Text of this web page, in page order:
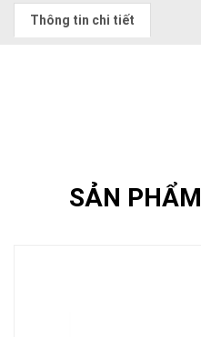
Thông tin chi tiết
SẢN